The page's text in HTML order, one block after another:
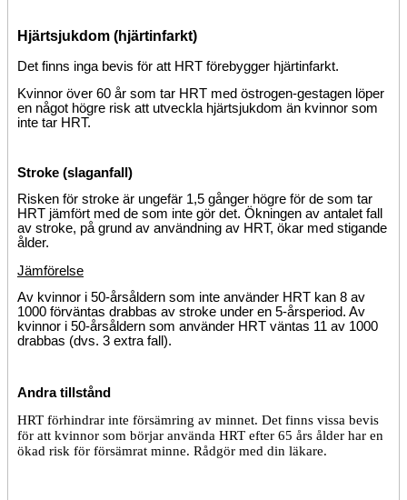
Hjärtsjukdom (hjärtinfarkt)
Det finns inga bevis för att HRT förebygger hjärtinfarkt.
Kvinnor över 60 år som tar HRT med östrogen-gestagen löper
en något högre risk att utveckla hjärtsjukdom än kvinnor som
inte tar HRT.
Stroke (slaganfall)
Risken för stroke är ungefär 1,5 gånger högre för de som tar
HRT jämfört med de som inte gör det. Ökningen av antalet fall
av stroke, på grund av användning av HRT, ökar med stigande
ålder.
Jämförelse
Av kvinnor i 50-årsåldern som inte använder HRT kan 8 av
1000 förväntas drabbas av stroke under en 5-årsperiod. Av
kvinnor i 50-årsåldern som använder HRT väntas 11 av 1000
drabbas (dvs. 3 extra fall).
Andra tillstånd
HRT förhindrar inte försämring av minnet. Det finns vissa bevis
för att kvinnor som börjar använda HRT efter 65 års ålder har en
ökad risk för försämrat minne. Rådgör med din läkare.